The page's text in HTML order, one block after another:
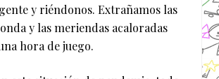
y riéndonos. Extrañamos las
y las meriendas acaloradas
hora de juego.